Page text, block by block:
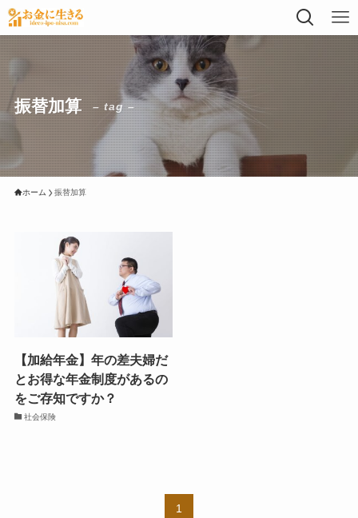
振替加算 – tag –
ホーム 振替加算
【加給年金】年の差夫婦だ
とお得な年金制度があるの
をご存知ですか？
社会保険
1